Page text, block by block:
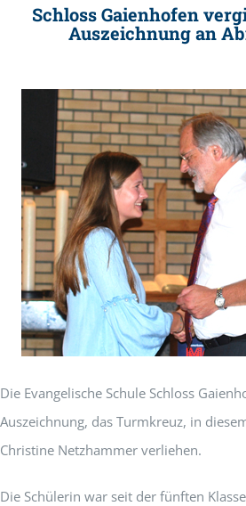
Schloss Gaienhofen
Auszeichnung an
Die Evangelische Schule Schloss
Auszeichnung, das Turmkreuz, in
Christine Netzhammer verliehen.
Die Schülerin war seit der fünften